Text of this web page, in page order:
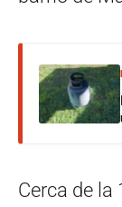
Cerca de la